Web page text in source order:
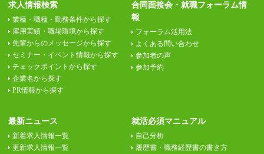
求人情報検索
業種・職種・勤務条件から探す
雇用実績・職場環境から探す
先輩からのメッセージから探す
セミナー・イベント情報から探す
チェックポイントから探す
企業名から探す
PR情報から探す
合同面接会・就職フォーラム情
報
フォーラム活用法
よくある問い合わせ
参加者の声
参加予約
最新ニュース
新着求人情報一覧
更新求人情報一覧
就活必須マニュアル
自己分析
履歴書・職務経歴書の書き方